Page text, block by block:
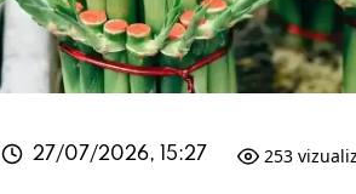
27/07/2026, 15:27 253